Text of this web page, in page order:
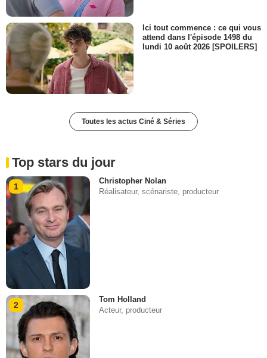
Ici tout commence : ce qui vous
attend dans l'épisode 1498 du
lundi 10 août 2026 [SPOILERS]
Toutes les actus Ciné & Séries
Top stars du jour
1
Christopher Nolan
Réalisateur, scénariste, producteur
2
Tom Holland
Acteur, producteur